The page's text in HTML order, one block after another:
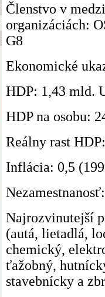
Členstvo v
organizáciách:
G8
Ekonomické
HDP: 1,43 mld.
HDP na osobu:
Reálny rast
Inflácia: 0,5
Najrozvinutejší
(autá, lietadlá,
chemický,
ťažobný,
stavebnícky a